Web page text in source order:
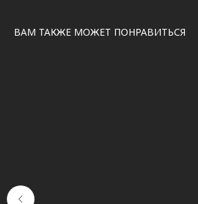
ВАМ ТАКЖЕ МОЖЕТ ПОНРАВИТЬСЯ